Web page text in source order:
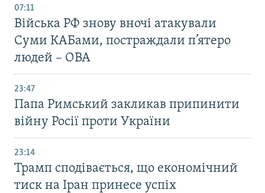
07:11
Війська РФ знову вночі атакували
Суми КАБами, постраждали п’ятеро
людей – ОВА
23:47
Папа Римський закликав припинити
війну Росії проти України
23:14
Трамп сподівається, що економічний
тиск на Іран принесе успіх